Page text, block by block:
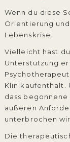
Wenn du diese
Orientierung
Lebenskrise.
Vielleicht hast
Unterstützung
Klinikaufenthalt.
dass
äußeren
unterbrochen
Die